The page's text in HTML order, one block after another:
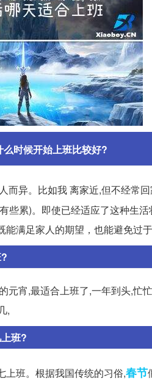
么时候开始上班比较好?
而异。比如我 离家近,但不经常
些累)。即使已经适应了这种生
满足家人的期望，也能避免过
元宵,最适合上班了,一年到头,忙
,
班?
上班。根据我国传统的习俗,春节